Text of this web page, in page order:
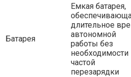
Батарея
Емкая батарея,
длительное
автономной
работы без
необходимости
частой
перезарядки